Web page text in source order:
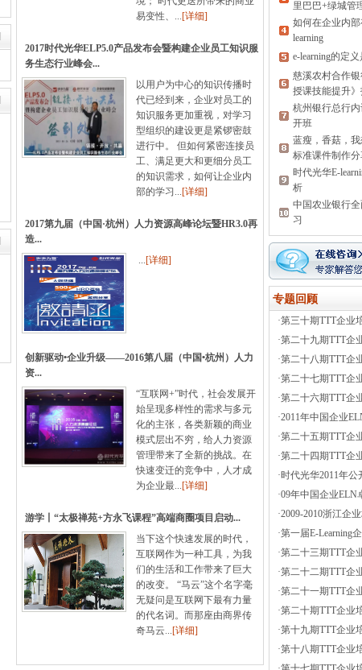
易变性、...[详细]
2017时代光华ELP5.0产品发布会暨构建企业员工知识服
务生态行业峰会...
以用户为中心的知识传播时
代已经到来，企业对员工的
知识服务更加重视，对学习
型组织的建设更是紧锣密鼓
进行中。 但如何紧密连接员
工、满足更大和更细分员工
的知识需求，如何让企业内
部的学习...[详细]
2017第九届（中国·杭州）人力资源高峰论坛暨HR3.0再
造...
...[详细]
创新驱动•企业升级——2016第八届（中国•杭州）人力
资...
“互联网+”时代，社会发展开
始呈现多样性的需求与多元
化的主张，各类新颖的商业
模式层出不穷，给人力资源
管理带来了全新的挑战。在
快速变迁的竞争中，人才成
为企业最...[详细]
游学丨“太极禅苑+方永飞课程”高端商圈项目启动...
当下这个快速发展的时代，
互联网作为一种工具，为我
们的生活和工作带来了巨大
的改变。 “马云”这个名字毫
无疑问是互联网下最有力量
的代名词。而那座由商界传
奇马云...[详细]
里巴巴+绿城管
如何在企业内
learning
e-learning的定
慈溪农村合作
授课技能提升》
杭州银行总行
开班
蓝瘦，香菇，
标准课件制作
时代光华E-
析
中国农业银行
习
专题回顾
·第三十期TTT企业
·第二十九期TTT企
·第二十八期TTT企
·第二十七期TTT企
·第二十六期TTT企
·2011年中国企业
·第二十五期TTT企
·第二十四期TTT企
·时代光华2011年公
·09年中国企业ELN
·2009-2010浙江企
·第一届E-Learning
·第二十三期TTT企
·第二十二期TTT企
·第二十一期TTT企
·第二十期TTT企业
·第十九期TTT企业
·第十八期TTT企业